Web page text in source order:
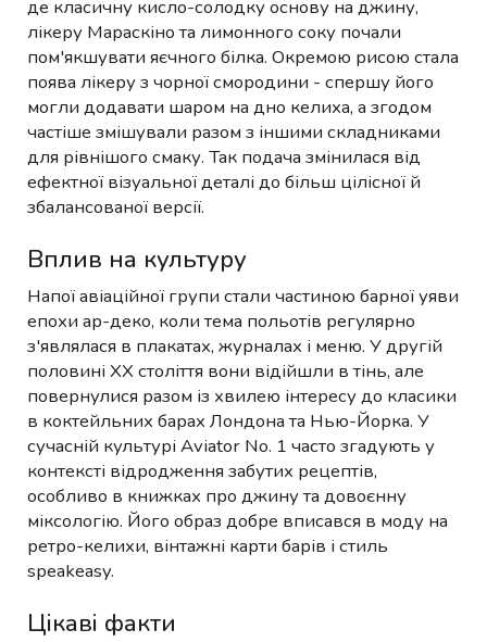
де класичну кисло-солодку основу на джину,
лікеру Мараскіно та лимонного соку почали
пом'якшувати яєчного білка. Окремою рисою стала
поява лікеру з чорної смородини - спершу його
могли додавати шаром на дно келиха, а згодом
частіше змішували разом з іншими складниками
для рівнішого смаку. Так подача змінилася від
ефектної візуальної деталі до більш цілісної й
збалансованої версії.
Вплив на культуру
Напої авіаційної групи стали частиною барної уяви
епохи ар-деко, коли тема польотів регулярно
з'являлася в плакатах, журналах і меню. У другій
половині XX століття вони відійшли в тінь, але
повернулися разом із хвилею інтересу до класики
в коктейльних барах Лондона та Нью-Йорка. У
сучасній культурі Aviator No. 1 часто згадують у
контексті відродження забутих рецептів,
особливо в книжках про джину та довоєнну
міксологію. Його образ добре вписався в моду на
ретро-келихи, вінтажні карти барів і стиль
speakeasy.
Цікаві факти